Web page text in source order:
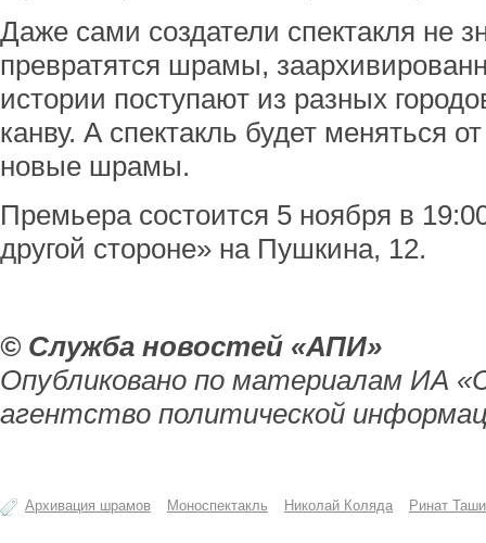
Даже сами создатели спектакля не
превратятся шрамы,
истории поступают из разных
канву. А спектакль будет меняться
новые шрамы.
Премьера состоится 5 ноября в
другой стороне» на Пушкина, 12.
© Служба новостей «АПИ»
Опубликовано по материалам ИА
агентство политической
Архивация шрамов Моноспектакль Николай Коляда Ринат